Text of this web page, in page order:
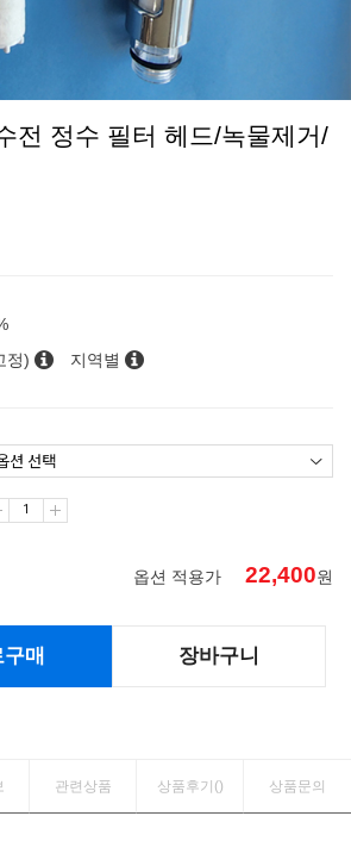
전 정수 필터 헤드/녹물제거/
정) 지역별
옵션 적용가 22,400원
매 장바구니
관련상품 상품후기() 상품문의